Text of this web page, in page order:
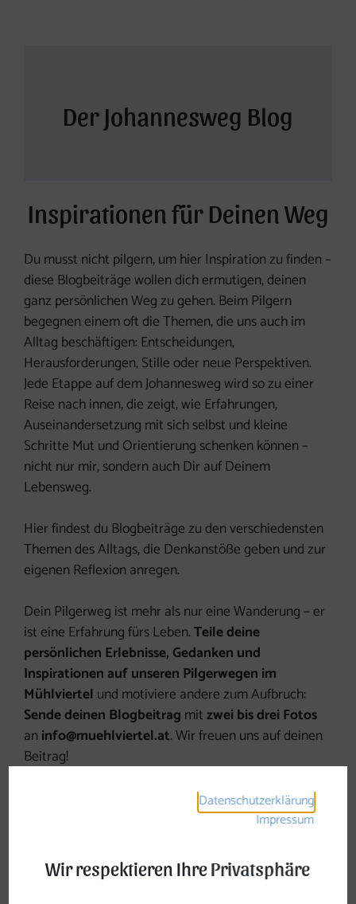
Der Johannesweg Blog
Inspirationen für Deinen Weg
Du musst nicht pilgern, um hier Inspiration zu finden –
diese Blogbeiträge wollen dich ermutigen, deinen
ganz persönlichen Weg zu gehen. Beim Pilgern
begegnen einem oft die Themen, die uns auch im
Alltag beschäftigen: Entscheidungen,
Herausforderungen, Stille oder neue Perspektiven.
Jede Etappe auf dem Johannesweg wird so zu einer
Reise nach innen, die zeigt, wie Erfahrungen,
Auseinandersetzung mit sich selbst und kleine
Schritte Mut und Orientierung schenken können –
nicht nur mir, sondern auch Dir auf Deinem
Lebensweg.
Hier findest du Blogbeiträge zu den verschiedensten
Themen des Alltags, die Denkanstöße geben und zur
eigenen Reflexion anregen.
Dein Pilgerweg ist mehr als nur eine Wanderung – er
ist eine Erfahrung fürs Leben.Teile deine
persönlichen Erlebnisse, Gedanken und
Inspirationen auf unseren Pilgerwegen im
Mühlviertel und motiviere andere zum Aufbruch:
Sende deinen Blogbeitrag mitzwei bis drei Fotos
an info@muehlviertel.at. Wir freuen uns auf deinen
Beitrag!
Datenschutzerklärung
Impressum
Wir respektieren Ihre Privatsphäre